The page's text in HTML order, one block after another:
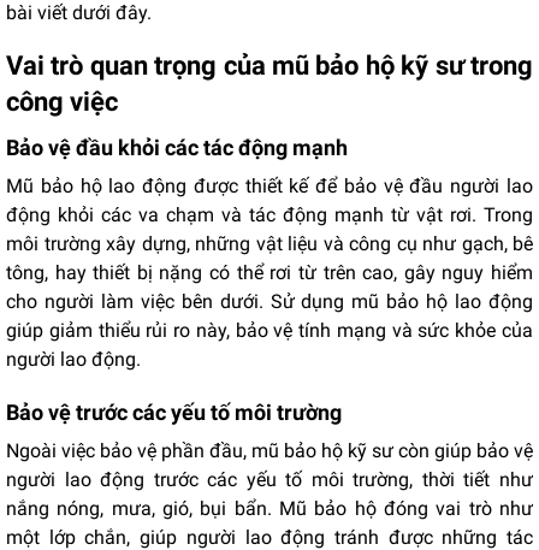
bài viết dưới đây.
Vai trò quan trọng của mũ bảo hộ kỹ sư trong
công việc
Bảo vệ đầu khỏi các tác động mạnh
Mũ bảo hộ lao động được thiết kế để bảo vệ đầu người lao
động khỏi các va chạm và tác động mạnh từ vật rơi. Trong
môi trường xây dựng, những vật liệu và công cụ như gạch, bê
tông, hay thiết bị nặng có thể rơi từ trên cao, gây nguy hiểm
cho người làm việc bên dưới. Sử dụng mũ bảo hộ lao động
giúp giảm thiểu rủi ro này, bảo vệ tính mạng và sức khỏe của
người lao động.
Bảo vệ trước các yếu tố môi trường
Ngoài việc bảo vệ phần đầu, mũ bảo hộ kỹ sư còn giúp bảo vệ
người lao động trước các yếu tố môi trường, thời tiết như
nắng nóng, mưa, gió, bụi bẩn. Mũ bảo hộ đóng vai trò như
một lớp chắn, giúp người lao động tránh được những tác